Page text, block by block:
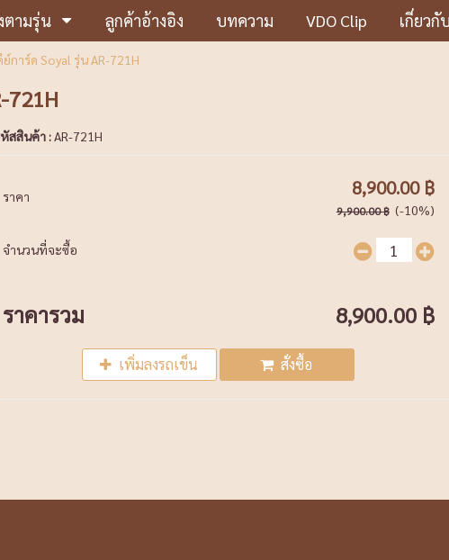
ตามรุ่น ลูกค้าอ้างอิง บทความ VDO Clip เกี่ยวกั
การ์ด Soyal รุ่น AR-721H
721H
สสินค้า :AR-721H
ราคา 8,900.00 ฿
9,900.00 ฿ (-10%)
จำนวนที่จะซื้อ
ราคารวม 8,900.00 ฿
เพิ่มลงรถเข็น สั่งซื้อ